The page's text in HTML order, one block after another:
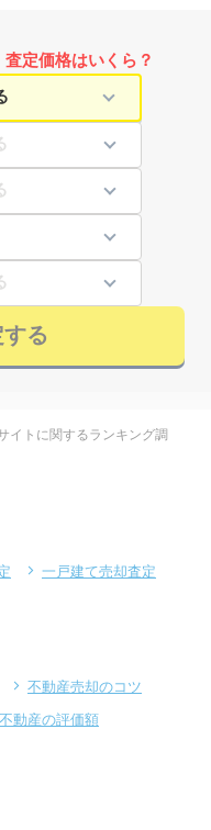
定価格はいくら？
る
イトに関するランキング調
一戸建て売却査定
不動産売却のコツ
不動産の評価額